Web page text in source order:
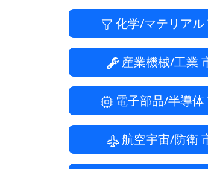
化学/マテリアル
産業機械/工業
電子部品/半導体
航空宇宙/防衛